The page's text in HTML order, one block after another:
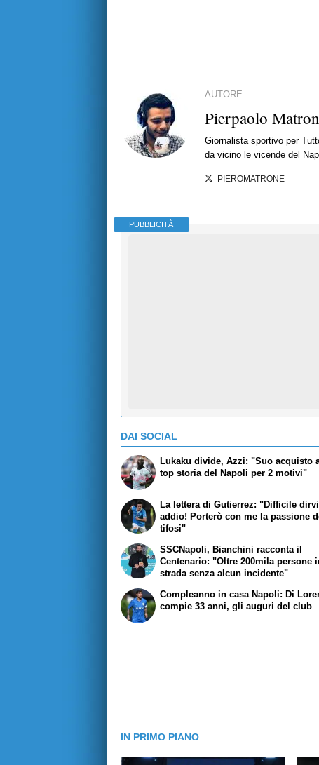
AUTORE
Pierpaolo
Giornalista sportivo per
da vicino le vicende del
PIEROMATRONE
PUBBLICITÀ
DAI SOCIAL
Lukaku divide, Azzi: "Suo acquisto
top storia del Napoli per 2 motivi"
La lettera di Gutierrez: "Difficile dirvi
addio! Porterò con me la passione
tifosi"
SSCNapoli, Bianchini racconta il
Centenario: "Oltre 200mila persone
strada senza alcun incidente"
Compleanno in casa Napoli: Di
compie 33 anni, gli auguri del club
IN PRIMO PIANO